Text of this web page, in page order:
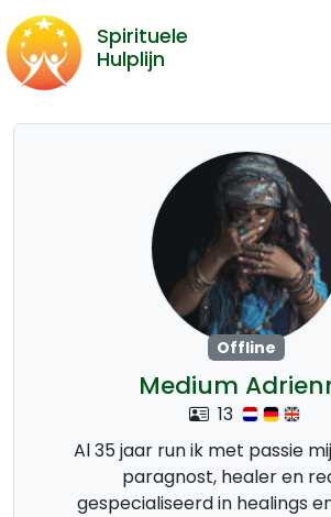
Spirituele
Hulplijn
Offline
Medium
13
Al 35 jaar run ik met passie
paragnost, healer en
gespecialiseerd in healings